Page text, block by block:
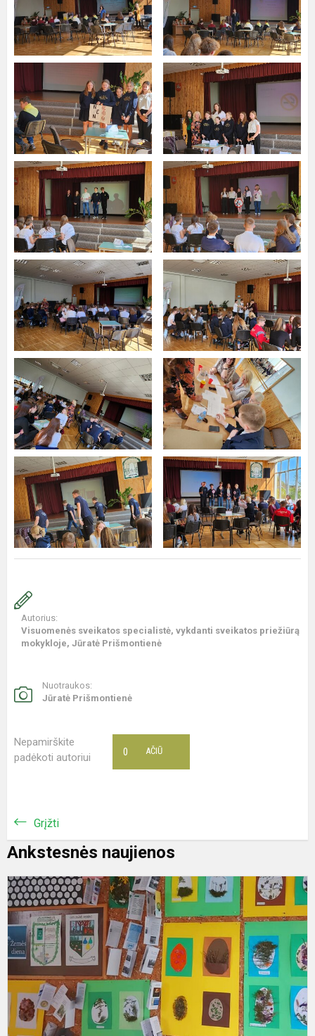
Autorius:
Visuomenės sveikatos specialistė, vykdanti sveikatos priežiūrą
mokykloje, Jūratė Prišmontienė
Nuotraukos:
Jūratė Prišmontienė
Nepamirškite
padėkoti autoriui
AČIŪ
0
Grįžti
Ankstesnės naujienos